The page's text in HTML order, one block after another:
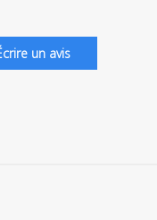
un avis